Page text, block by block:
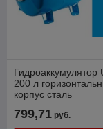
Гидроаккумулятор
200 л
корпус сталь
799,71 руб.